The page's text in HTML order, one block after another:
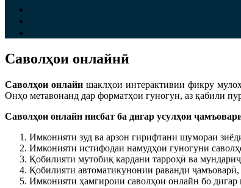
Саволҳои онлайнӣ
Саволҳои онлайн шаклҳои интерактивии фикру
Онҳо метавонанд дар форматҳои гуногун, аз қабили
Саволҳои онлайн нисбат ба дигар усулҳои
Имконияти зуд ва арзон гирифтани шумораи
Имконияти истифодаи намудҳои гуногуни
Қобилияти мутобиқ кардани тарроҳӣ ва
Қобилияти автоматикунонии раванди
Имконияти ҳамгироии саволҳои онлайн бо дигар